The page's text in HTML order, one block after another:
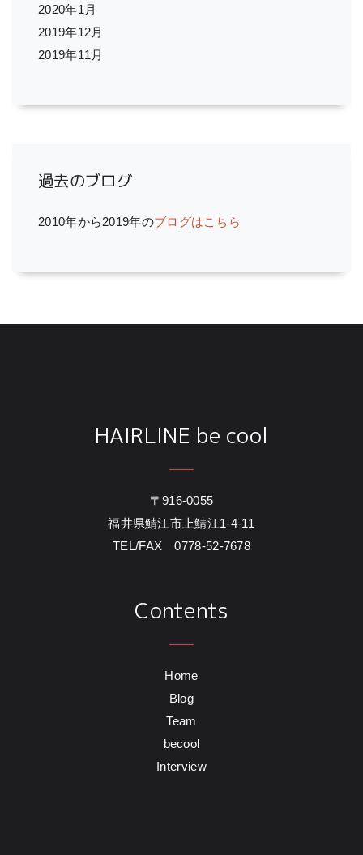
2020年1月
2019年12月
2019年11月
過去のブログ
2010年から2019年のブログはこちら
HAIRLINE be cool
〒916-0055
福井県鯖江市上鯖江1-4-11
TEL/FAX 0778-52-7678
Contents
Home
Blog
Team
becool
Interview